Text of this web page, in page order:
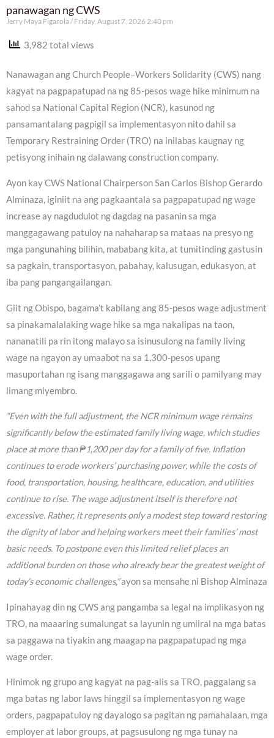
panawagan ng CWS
Jerry Maya Figarola Friday, August 7, 2026 2:40 pm
3,982 total views
Nanawagan ang Church People–Workers Solidarity (CWS) nang
kagyat na pagpapatupad na ng 85-pesos wage hike minimum na
sahod sa National Capital Region (NCR), kasunod ng
pansamantalang pagpigil sa implementasyon nito dahil sa
Temporary Restraining Order (TRO) na inilabas kaugnay ng
petisyong inihain ng dalawang construction company.
Ayon kay CWS National Chairperson San Carlos Bishop Gerardo
Alminaza, iginiit na ang pagkaantala sa pagpapatupad ng wage
increase ay nagdudulot ng dagdag na pasanin sa mga
manggagawang patuloy na nahaharap sa mataas na presyo ng
mga pangunahing bilihin, mababang kita, at tumitinding gastusin
sa pagkain, transportasyon, pabahay, kalusugan, edukasyon, at
iba pang pangangailangan.
Giit ng Obispo, bagama’t kabilang ang 85-pesos wage adjustment
sa pinakamalalaking wage hike sa mga nakalipas na taon,
nananatili pa rin itong malayo sa isinusulong na family living
wage na ngayon ay umaabot na sa 1,300-pesos upang
masuportahan ng isang manggagawa ang sarili o pamilyang may
limang miyembro.
“Even with the full adjustment, the NCR minimum wage remains
significantly below the estimated family living wage, which studies
place at more than ₱1,200 per day for a family of five. Inflation
continues to erode workers’ purchasing power, while the costs of
food, transportation, housing, healthcare, education, and utilities
continue to rise. The wage adjustment itself is therefore not
excessive. Rather, it represents only a modest step toward restoring
the dignity of labor and helping workers meet their families’ most
basic needs. To postpone even this limited relief places an
additional burden on those who already bear the greatest weight of
today’s economic challenges,”ayon sa mensahe ni Bishop Alminaza
Ipinahayag din ng CWS ang pangamba sa legal na implikasyon ng
TRO, na maaaring sumalungat sa layunin ng umiiral na mga batas
sa paggawa na tiyakin ang maagap na pagpapatupad ng mga
wage order.
Hinimok ng grupo ang kagyat na pag-alis sa TRO, paggalang sa
mga batas ng labor laws hinggil sa implementasyon ng wage
orders, pagpapatuloy ng dayalogo sa pagitan ng pamahalaan, mga
employer at labor groups, at pagsusulong ng mga tunay na